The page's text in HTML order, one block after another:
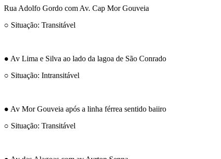
Rua Adolfo Gordo com Av. Cap Mor Gouveia
○ Situação: Transitável
● Av Lima e Silva ao lado da lagoa de São Conrado
○ Situação: Intransitável
● Av Mor Gouveia após a linha férrea sentido baiiro
○ Situação: Transitável